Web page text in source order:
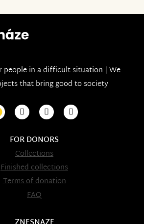
people in a difficult situation | We
that bring good to society
FOR DONORS
Collections
Finished collections
Terms of donation
FAQ